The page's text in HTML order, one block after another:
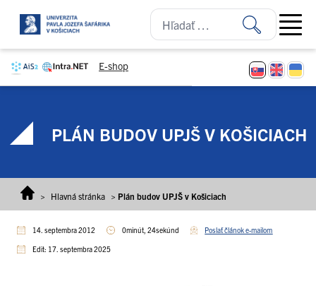
E-shop
Open
PLÁN BUDOV UPJŠ V KOŠICIACH
> Hlavná stránka > Plán budov UPJŠ v Košiciach
14. septembra 2012 0minút, 24sekúnd Poslať článok e-mailom
Edit: 17. septembra 2025